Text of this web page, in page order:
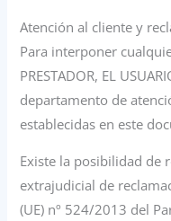
Atención al cliente y
Para interponer
PRESTADOR, EL
departamento de
establecidas en este
Existe la posibilidad de
extrajudicial de
(UE) nº 524/2013 del